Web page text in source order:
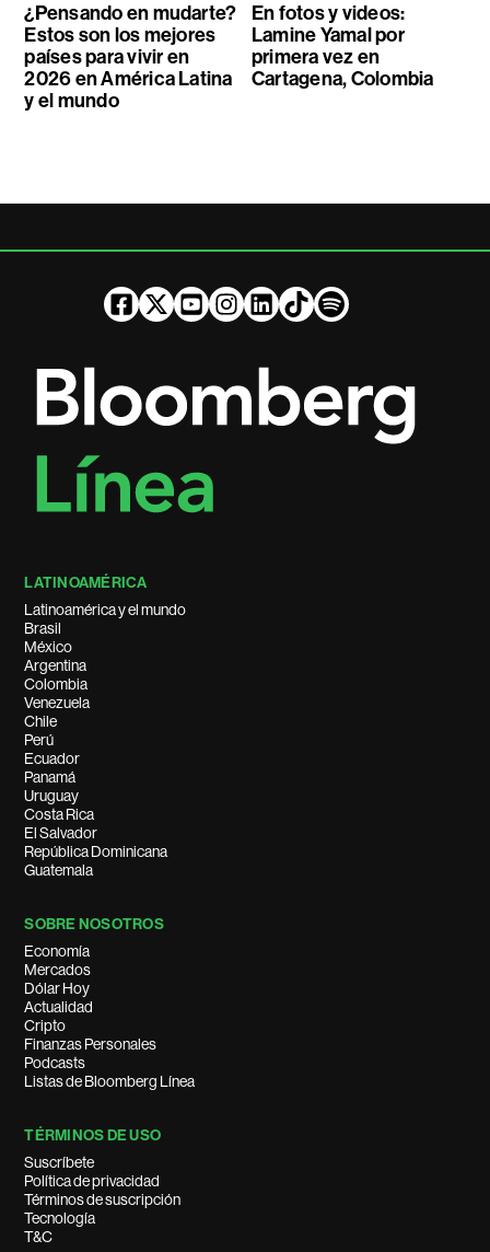
¿Pensando en mudarte?
Estos son los mejores
países para vivir en
2026 en América Latina
y el mundo
En fotos y videos:
Lamine Yamal por
primera vez en
Cartagena, Colombia
LATINOAMÉRICA
Latinoamérica y el mundo
Brasil
México
Argentina
Colombia
Venezuela
Chile
Perú
Ecuador
Panamá
Uruguay
Costa Rica
El Salvador
República Dominicana
Guatemala
SOBRE NOSOTROS
Economía
Mercados
Dólar Hoy
Actualidad
Cripto
Finanzas Personales
Podcasts
Listas de Bloomberg Línea
TÉRMINOS DE USO
Suscríbete
Política de privacidad
Términos de suscripción
Tecnología
T&C